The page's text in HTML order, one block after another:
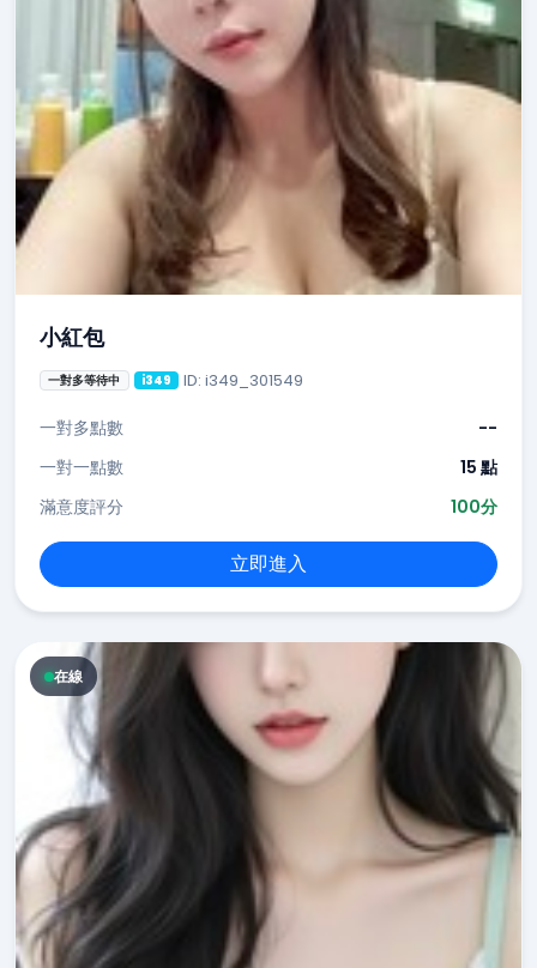
小紅包
一對多等待中 i349 ID: i349_301549
一對多點數
--
一對一點數
15 點
滿意度評分
100分
立即進入
在線